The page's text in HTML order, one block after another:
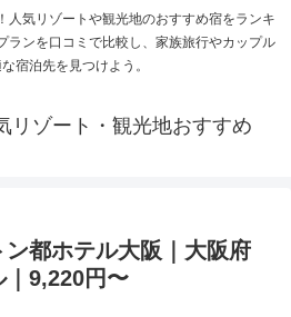
人気リゾートや観光地のおすすめ宿をランキ
ランを口コミで比較し、家族旅行やカップル
宿泊先を見つけよう。
リゾート・観光地おすすめ
ン都ホテル大阪｜大阪府
9,220円〜